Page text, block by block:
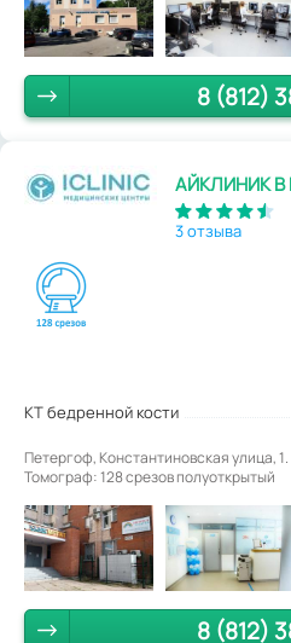
8 (812)
АЙКЛИНИК В
3 отзыва
КТ бедренной кости
Петергоф, Константиновская улица, 1.
Томограф: 128 срезов полуоткрытый
8 (812)